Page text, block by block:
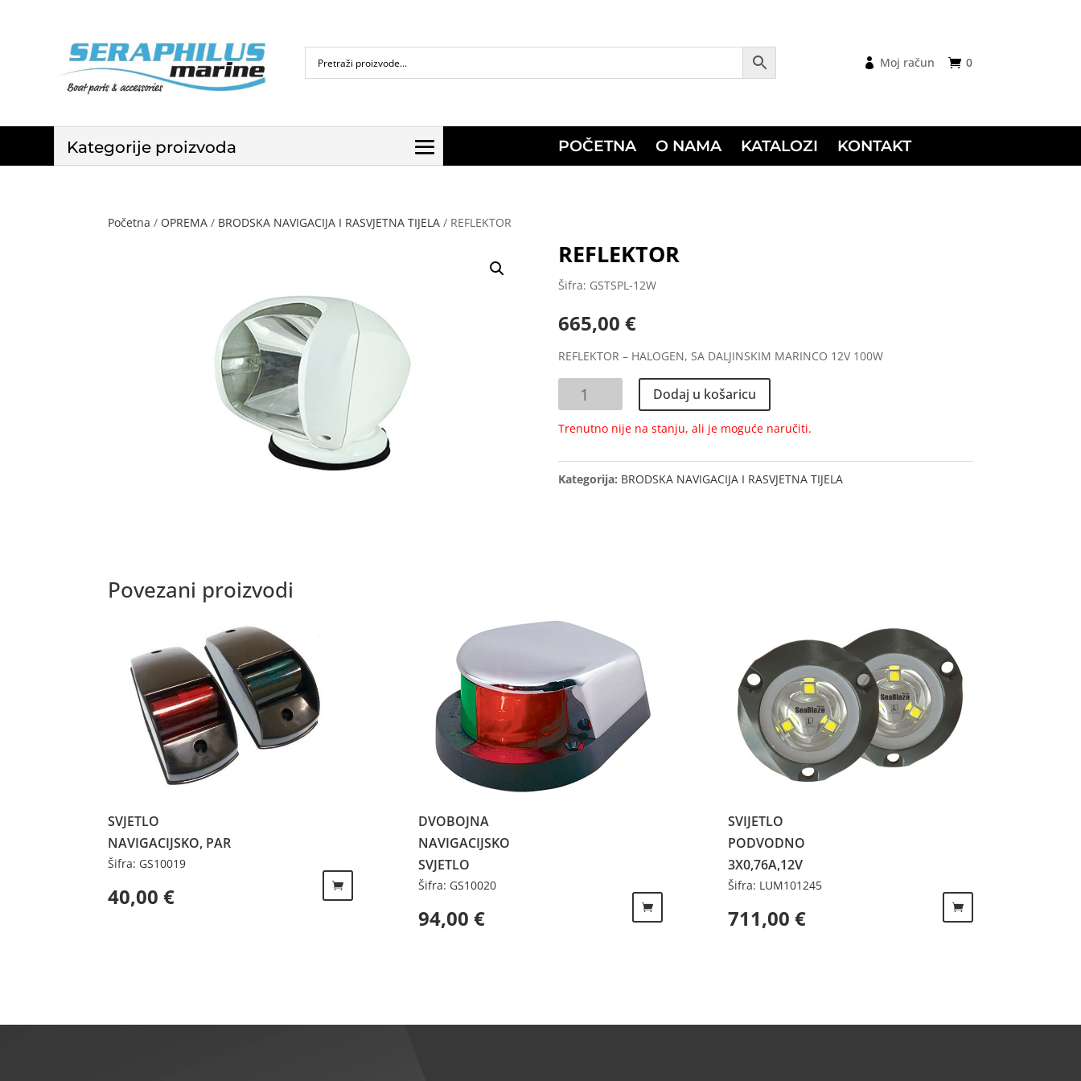
0
Moj račun
Kategorije proizvoda POČETNA O NAMA KATALOZI KONTAKT
Početna / OPREMA / BRODSKA NAVIGACIJA I RASVJETNA TIJELA / REFLEKTOR
REFLEKTOR
Šifra: GSTSPL-12W
665,00 €
REFLEKTOR – HALOGEN, SA DALJINSKIM MARINCO 12V 100W
REFLEKTOR
količina
Dodaj u košaricu
Trenutno nije na stanju, ali je moguće naručiti.
Kategorija: BRODSKA NAVIGACIJA I RASVJETNA TIJELA
Povezani proizvodi
SVJETLO
NAVIGACIJSKO, PAR
Šifra: GS10019
40,00€
DVOBOJNA
NAVIGACIJSKO
SVJETLO
Šifra: GS10020
94,00 €
SVIJETLO
PODVODNO
3X0,76A,12V
Šifra: LUM101245
711,00 €